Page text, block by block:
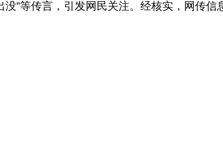
”等传言，引发网民关注。经核实，网传信